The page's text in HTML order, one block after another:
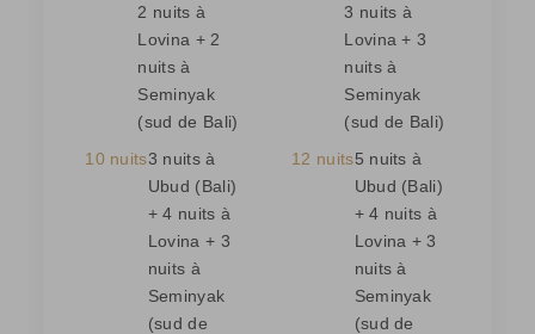
2 nuits à
Lovina + 2
nuits à
Seminyak
(sud de Bali)
3 nuits à
Lovina + 3
nuits à
Seminyak
(sud de Bali)
10 nuits3 nuits à
Ubud (Bali)
+ 4 nuits à
Lovina + 3
nuits à
Seminyak
(sud de
12 nuits5 nuits à
Ubud (Bali)
+ 4 nuits à
Lovina + 3
nuits à
Seminyak
(sud de